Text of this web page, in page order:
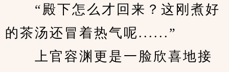
“殿下怎么才回来？这刚煮好
的茶汤还冒着热气呢......”
上官容渊更是一脸欣喜地接